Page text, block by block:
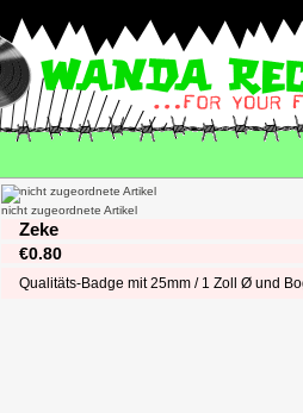
nicht zugeordnete Artikel
Zeke
€0.80
Qualitäts-Badge mit 25mm / 1 Zoll Ø und